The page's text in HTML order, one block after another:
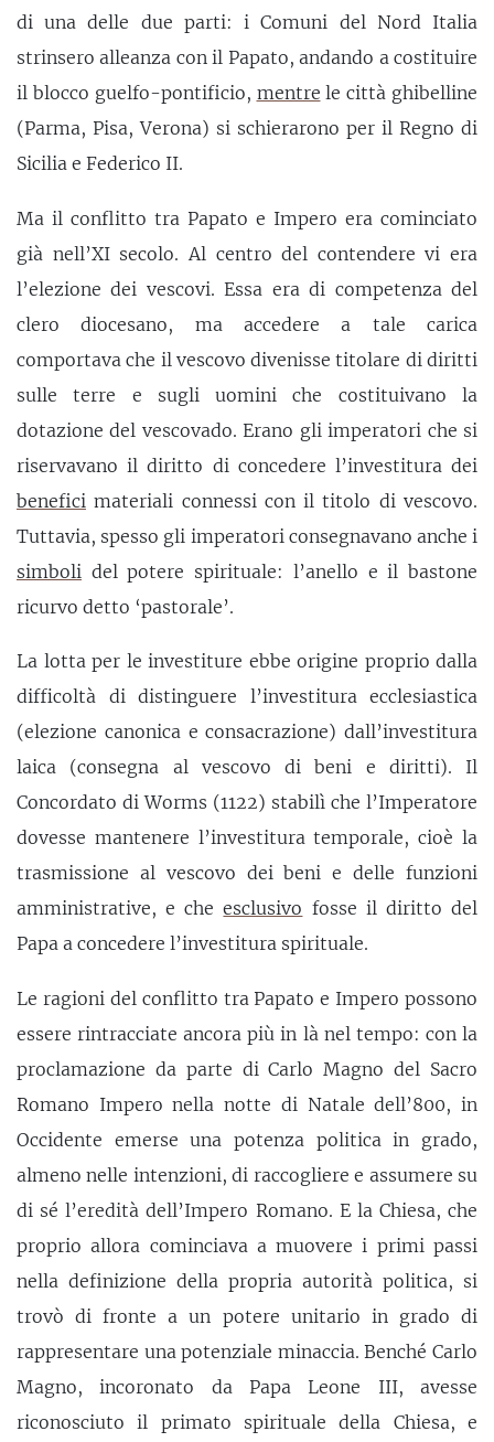
di una delle due parti: i Comuni del Nord Italia
strinsero alleanza con il Papato, andando a costituire
il blocco guelfo-pontificio, mentre le città ghibelline
(Parma, Pisa, Verona) si schierarono per il Regno di
Sicilia e Federico II.
Ma il conflitto tra Papato e Impero era cominciato
già nell’XI secolo. Al centro del contendere vi era
l’elezione dei vescovi. Essa era di competenza del
clero diocesano, ma accedere a tale carica
comportava che il vescovo divenisse titolare di diritti
sulle terre e sugli uomini che costituivano la
dotazione del vescovado. Erano gli imperatori che si
riservavano il diritto di concedere l’investitura dei
benefici materiali connessi con il titolo di vescovo.
Tuttavia, spesso gli imperatori consegnavano anche i
simboli del potere spirituale: l’anello e il bastone
ricurvo detto ‘pastorale’.
La lotta per le investiture ebbe origine proprio dalla
difficoltà di distinguere l’investitura ecclesiastica
(elezione canonica e consacrazione) dall’investitura
laica (consegna al vescovo di beni e diritti). Il
Concordato di Worms (1122) stabilì che l’Imperatore
dovesse mantenere l’investitura temporale, cioè la
trasmissione al vescovo dei beni e delle funzioni
amministrative, e cheesclusivo fosse il diritto del
Papa a concedere l’investitura spirituale.
Le ragioni del conflitto tra Papato e Impero possono
essere rintracciate ancora più in là nel tempo: con la
proclamazione da parte di Carlo Magno del Sacro
Romano Impero nella notte di Natale dell’800, in
Occidente emerse una potenza politica in grado,
almeno nelle intenzioni, di raccogliere e assumere su
di sé l’eredità dell’Impero Romano. E la Chiesa, che
proprio allora cominciava a muovere i primi passi
nella definizione della propria autorità politica, si
trovò di fronte a un potere unitario in grado di
rappresentare una potenziale minaccia. Benché Carlo
Magno, incoronato da Papa Leone III, avesse
riconosciuto il primato spirituale della Chiesa, e